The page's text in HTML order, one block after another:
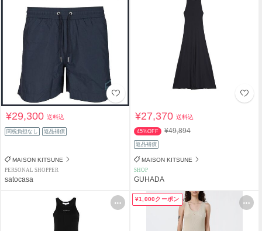
¥29,300送料込
関税負担なし 返品補償
MAISON KITSUNE
PERSONAL SHOPPER
satocasa
¥27,370送料込
45%OFF ¥49,894
返品補償
MAISON KITSUNE
SHOP
GUHADA
¥1,000クーポン